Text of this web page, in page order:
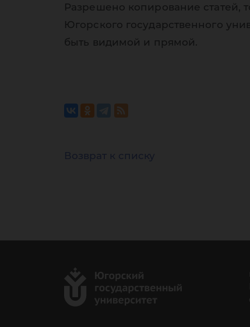
Разрешено копирование статей,
Югорского государственного
быть видимой и прямой.
Возврат к списку